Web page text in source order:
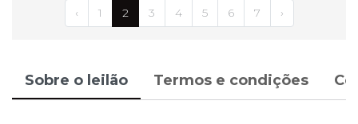
‹ 1 2 3 4 5 6 7 ›
Sobre o leilão Termos e condições